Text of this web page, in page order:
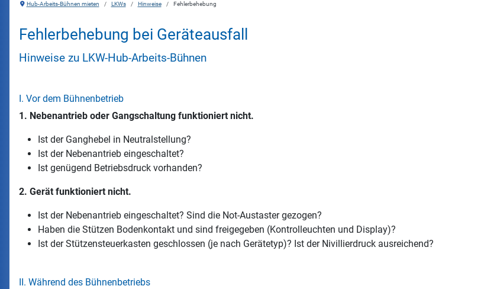
Hub-Arbeits-Bühnen mieten LKWs Hinweise Fehlerbehebung
Fehlerbehebung bei Geräteausfall
Hinweise zu LKW-Hub-Arbeits-Bühnen
I. Vor dem Bühnenbetrieb
1. Nebenantrieb oder Gangschaltung funktioniert nicht.
Ist der Ganghebel in Neutralstellung?
Ist der Nebenantrieb eingeschaltet?
Ist genügend Betriebsdruck vorhanden?
2. Gerät funktioniert nicht.
Ist der Nebenantrieb eingeschaltet? Sind die Not-Austaster gezogen?
Haben die Stützen Bodenkontakt und sind freigegeben (Kontrolleuchten und Display)?
Ist der Stützensteuerkasten geschlossen (je nach Gerätetyp)? Ist der Nivillierdruck ausreichend?
II. Während des Bühnenbetriebs